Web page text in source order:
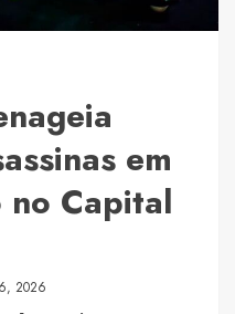
em
no Capital
2026